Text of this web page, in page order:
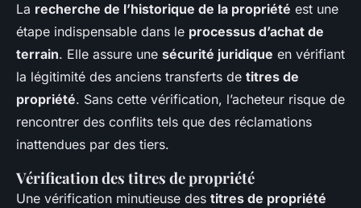
La recherche de l’historique de la propriété est une
étape indispensable dans le processus d’achat de
terrain. Elle assure une sécurité juridique en vérifiant
la légitimité des anciens transferts de titres de
propriété. Sans cette vérification, l’acheteur risque de
rencontrer des conflits tels que des réclamations
inattendues par des tiers.
Vérification des titres de propriété
Une vérification minutieuse des titres de propriété